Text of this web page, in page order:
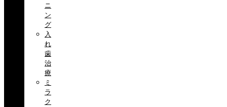
ニ
ン
グ
入
れ
歯
治
療
ミ
ラ
ク